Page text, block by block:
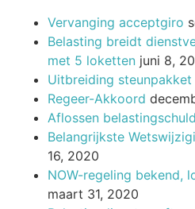
Vervanging acceptgiro
Belasting breidt
met 5 loketten juni 8,
Uitbreiding steunpakket
Regeer-Akkoord
Aflossen
Belangrijkste
16, 2020
NOW-regeling bekend,
maart 31, 2020